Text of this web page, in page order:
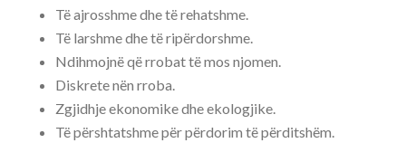
Të ajrosshme dhe të rehatshme.
Të larshme dhe të ripërdorshme.
Ndihmojnë që rrobat të mos njomen.
Diskrete nën rroba.
Zgjidhje ekonomike dhe ekologjike.
Të përshtatshme për përdorim të përditshëm.